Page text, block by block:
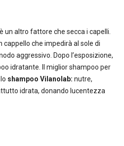
un altro fattore che secca i capelli.
cappello che impedirà al sole di
aggressivo. Dopo l’esposizione,
idratante. Il miglior shampoo per
shampoo Vilanolab: nutre,
idrata, donando lucentezza